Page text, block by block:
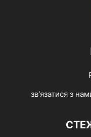
зв'язатися з